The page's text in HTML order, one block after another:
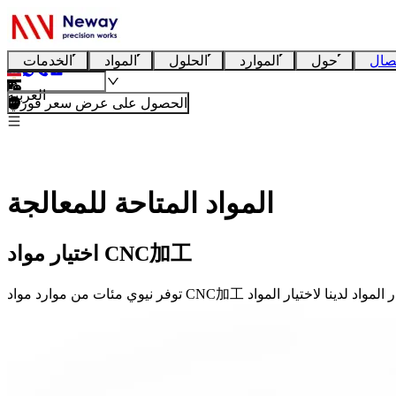
الخدمات المواد الحلول الموارد حول
العربية
الحصول على عرض سعر فوري
المواد المتاحة للمعالجة
اختيار مواد CNC加工